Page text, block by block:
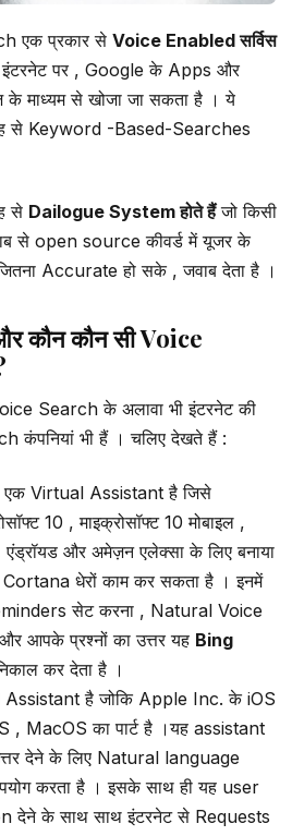
एक प्रकार से Voice Enabled सर्विस
पर , Google के Apps और
माध्यम से खोजा जा सकता है । ये
से Keyword -Based-Searches
से Dailogue System होते हैंजो किसी
से open source कीवर्ड में यूजर के
Accurate हो सके , जवाब देता है ।
कौन कौन सी Voice
Search के अलावा भी इंटरनेट की
कंपनियां भी हैं । चलिए देखते हैं :
Virtual Assistant है जिसे
10 , माइक्रोसॉफ्ट 10 मोबाइल ,
और अमेज़न एलेक्सा के लिए बनाया
धेरों काम कर सकता है । इनमें
सेट करना , Natural Voice
आपके प्रश्नों का उत्तर यह Bing
कर देता है ।
है जोकि Apple Inc. के iOS
, MacOS का पार्ट है ।यह assistant
देने के लिए Natural language
करता है । इसके साथ ही यह user
देने के साथ साथ इंटरनेट से Requests